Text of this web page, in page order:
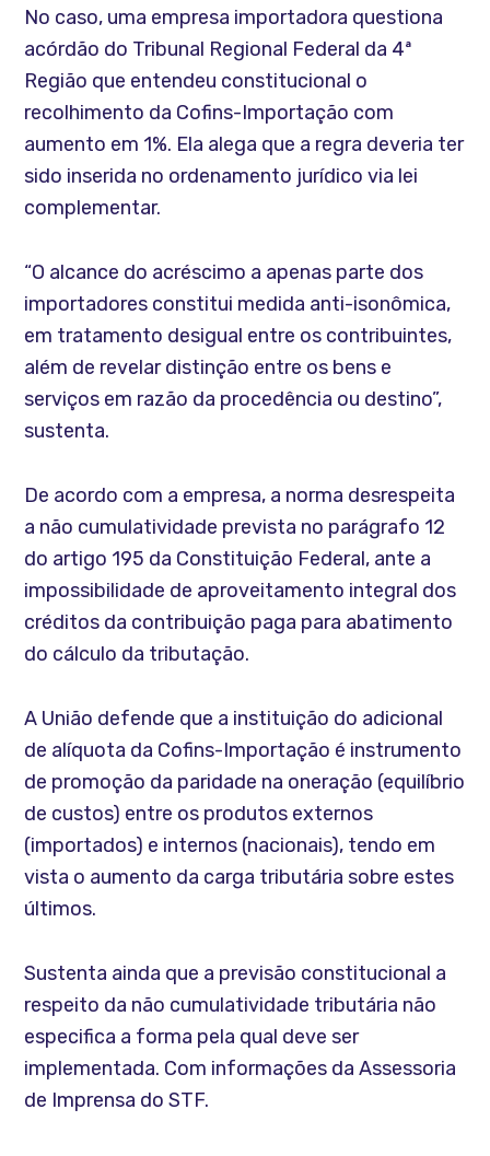
No caso, uma empresa importadora questiona
acórdão do Tribunal Regional Federal da 4ª
Região que entendeu constitucional o
recolhimento da Cofins-Importação com
aumento em 1%. Ela alega que a regra deveria ter
sido inserida no ordenamento jurídico via lei
complementar.
“O alcance do acréscimo a apenas parte dos
importadores constitui medida anti-isonômica,
em tratamento desigual entre os contribuintes,
além de revelar distinção entre os bens e
serviços em razão da procedência ou destino”,
sustenta.
De acordo com a empresa, a norma desrespeita
a não cumulatividade prevista no parágrafo 12
do artigo 195 da Constituição Federal, ante a
impossibilidade de aproveitamento integral dos
créditos da contribuição paga para abatimento
do cálculo da tributação.
A União defende que a instituição do adicional
de alíquota da Cofins-Importação é instrumento
de promoção da paridade na oneração (equilíbrio
de custos) entre os produtos externos
(importados) e internos (nacionais), tendo em
vista o aumento da carga tributária sobre estes
últimos.
Sustenta ainda que a previsão constitucional a
respeito da não cumulatividade tributária não
especifica a forma pela qual deve ser
implementada. Com informações da Assessoria
de Imprensa do STF.